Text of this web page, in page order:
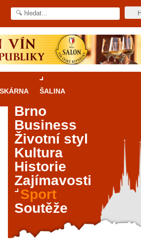
ŠALINA
Brno
Business
Životní styl
Kultura
Historie
Zajímavosti
Sport
Soutěže